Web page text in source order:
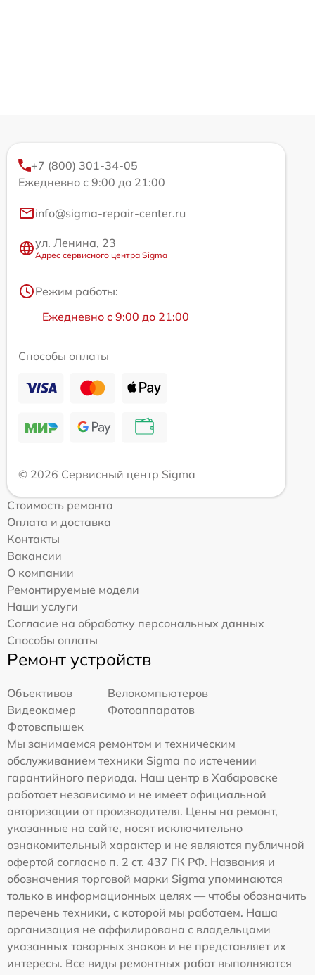
+7 (800) 301-34-05
Ежедневно с 9:00 до 21:00
info@sigma-repair-center.ru
ул. Ленина, 23
Адрес сервисного центра Sigma
Режим работы:
Ежедневно с 9:00 до 21:00
Способы оплаты
© 2026 Сервисный центр Sigma
Стоимость ремонта
Оплата и доставка
Контакты
Вакансии
О компании
Ремонтируемые модели
Наши услуги
Согласие на обработку персональных данных
Способы оплаты
Ремонт устройств
Объективов
Велокомпьютеров
Видеокамер
Фотоаппаратов
Фотовспышек
Мы занимаемся ремонтом и техническим
обслуживанием техники Sigma по истечении
гарантийного периода. Наш центр в Хабаровске
работает независимо и не имеет официальной
авторизации от производителя. Цены на ремонт,
указанные на сайте, носят исключительно
ознакомительный характер и не являются публичной
офертой согласно п. 2 ст. 437 ГК РФ. Названия и
обозначения торговой марки Sigma упоминаются
только в информационных целях — чтобы обозначить
перечень техники, с которой мы работаем. Наша
организация не аффилирована с владельцами
указанных товарных знаков и не представляет их
интересы. Все виды ремонтных работ выполняются